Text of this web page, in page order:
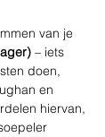
van je
– iets
doen,
en
hiervan,